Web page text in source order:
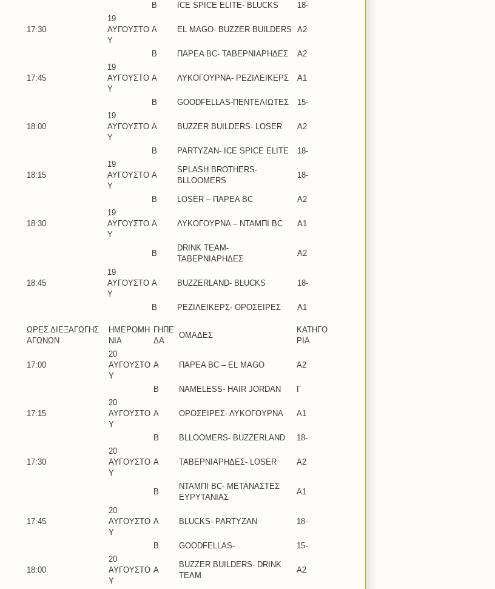
Β ICE SPICE ELITE- BLUCKS 18-
17:30
19
ΑΥΓΟΥΣΤΟ
Υ
A EL MAGO- BUZZER BUILDERS A2
B ΠΑΡΕΑ BC- ΤΑΒΕΡΝΙΑΡΗΔΕΣ Α2
17:45
19
ΑΥΓΟΥΣΤΟ
Υ
Α ΛΥΚΟΓΟΥΡΝΑ- ΡΕΖΙΛΕΙΚΕΡΣ Α1
Β GOODFELLAS-ΠΕΝΤΕΛΙΩΤΕΣ 15-
18:00
19
ΑΥΓΟΥΣΤΟ
Υ
A BUZZER BUILDERS- LOSER A2
B PARTYZAN- ICE SPICE ELITE 18-
18:15
19
ΑΥΓΟΥΣΤΟ
Υ
A
SPLASH BROTHERS-
BLLOOMERS
18-
B LOSER – ΠΑΡΕΑ BC Α2
18:30
19
ΑΥΓΟΥΣΤΟ
Υ
Α ΛΥΚΟΓΟΥΡΝΑ – ΝΤΑΜΠΙ BC A1
Β
DRINK TEAM-
ΤΑΒΕΡΝΙΑΡΗΔΕΣ
Α2
18:45
19
ΑΥΓΟΥΣΤΟ
Υ
Α BUZZERLAND- BLUCKS 18-
Β ΡΕΖΙΛΕΙΚΕΡΣ- ΟΡΟΣΕΙΡΕΣ Α1
ΩΡΕΣ ΔΙΕΞΑΓΩΓΗΣ
ΑΓΩΝΩΝ
ΗΜΕΡΟΜΗ
ΝΙΑ
ΓΗΠΕ
ΔΑ
ΟΜΑΔΕΣ
ΚΑΤΗΓΟ
ΡΙΑ
17:00
20
ΑΥΓΟΥΣΤΟ
Υ
Α ΠΑΡΕΑ BC – EL MAGO A2
Β NAMELESS- HAIR JORDAN Γ
17:15
20
ΑΥΓΟΥΣΤΟ
Υ
Α ΟΡΟΣΕΙΡΕΣ- ΛΥΚΟΓΟΥΡΝΑ Α1
Β BLLOOMERS- BUZZERLAND 18-
17:30
20
ΑΥΓΟΥΣΤΟ
Υ
A ΤΑΒΕΡΝΙΑΡΗΔΕΣ- LOSER Α2
B
ΝΤΑΜΠΙ BC- ΜΕΤΑΝΑΣΤΕΣ
ΕΥΡΥΤΑΝΙΑΣ
Α1
17:45
20
ΑΥΓΟΥΣΤΟ
Υ
Α BLUCKS- PARTYZAN 18-
Β GOODFELLAS- 15-
18:00
20
ΑΥΓΟΥΣΤΟ
Υ
A
BUZZER BUILDERS- DRINK
TEAM
A2